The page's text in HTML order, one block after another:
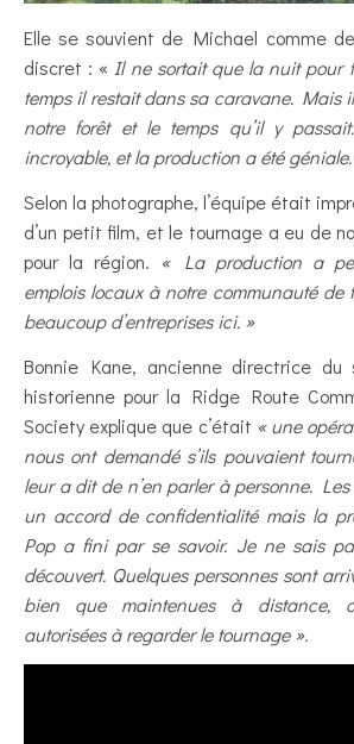
Elle se souvient de Michael comme
discret : « Il ne sortait que la nuit pour
temps il restait dans sa caravane. Mais
notre forêt et le temps qu’il y
incroyable, et la production a été
Selon la photographe, l’équipe était
d’un petit film, et le tournage a eu de
pour la région. « La production a
emplois locaux à notre communauté de
beaucoup d’entreprises ici. »
Bonnie Kane, ancienne directrice
historienne pour la Ridge Route
Society explique que c’était « une
nous ont demandé s’ils pouvaient
leur a dit de n’en parler à personne.
un accord de confidentialité mais la
Pop a fini par se savoir. Je ne sais
découvert. Quelques personnes sont
bien que maintenues à distance,
autorisées à regarder le tournage ».